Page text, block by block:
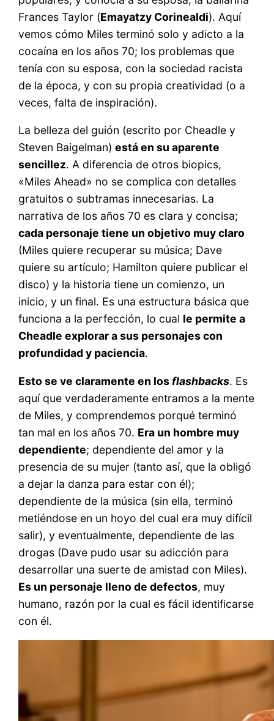
Frances Taylor (Emayatzy Corinealdi). Aquí
vemos cómo Miles terminó solo y adicto a la
cocaína en los años 70; los problemas que
tenía con su esposa, con la sociedad racista
de la época, y con su propia creatividad (o a
veces, falta de inspiración).
La belleza del guión (escrito por Cheadle y
Steven Baigelman)está en su aparente
sencillez. A diferencia de otros biopics,
«Miles Ahead» no se complica con detalles
gratuitos o subtramas innecesarias. La
narrativa de los años 70 es clara y concisa;
cada personaje tiene un objetivo muy claro
(Miles quiere recuperar su música; Dave
quiere su artículo; Hamilton quiere publicar el
disco) y la historia tiene un comienzo, un
inicio, y un final. Es una estructura básica que
funciona a la perfección, lo cual le permite a
Cheadle explorar a sus personajes con
profundidad y paciencia.
Esto se ve claramente en los flashbacks. Es
aquí que verdaderamente entramos a la mente
de Miles, y comprendemos porqué terminó
tan mal en los años 70. Era un hombre muy
dependiente; dependiente del amor y la
presencia de su mujer (tanto así, que la obligó
a dejar la danza para estar con él);
dependiente de la música (sin ella, terminó
metiéndose en un hoyo del cual era muy difícil
salir), y eventualmente, dependiente de las
drogas (Dave pudo usar su adicción para
desarrollar una suerte de amistad con Miles).
Es un personaje lleno de defectos, muy
humano, razón por la cual es fácil identificarse
con él.